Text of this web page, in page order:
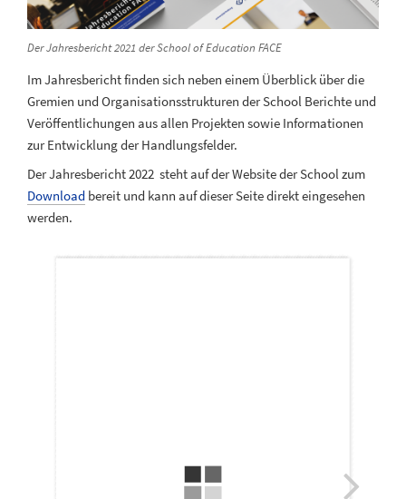
Der Jahresbericht 2021 der School of Education FACE
Im Jahresbericht finden sich neben einem Überblick über die
Gremien und Organisationsstrukturen der School Berichte und
Veröffentlichungen aus allen Projekten sowie Informationen
zur Entwicklung der Handlungsfelder.
Der Jahresbericht 2022 steht auf der Website der School zum
Download bereit und kann auf dieser Seite direkt eingesehen
werden.